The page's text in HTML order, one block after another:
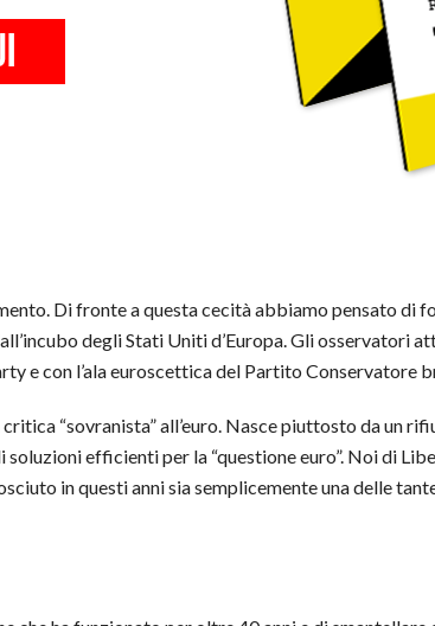
Di fronte a questa cecità abbiamo pensato di
degli Stati Uniti d’Europa. Gli osservatori
e con l’ala euroscettica del Partito Conservatore
“sovranista” all’euro. Nasce piuttosto da un
efficienti per la “questione euro”. Noi di
in questi anni sia semplicemente una delle